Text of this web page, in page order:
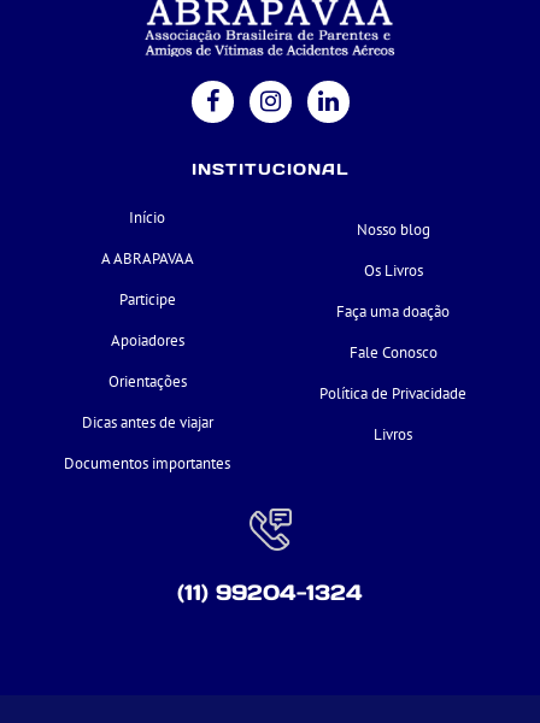
INSTITUCIONAL
Início
A ABRAPAVAA
Participe
Apoiadores
Orientações
Dicas antes de viajar
Documentos importantes
Nosso blog
Os Livros
Faça uma doação
Fale Conosco
Política de Privacidade
Livros
(11) 99204-1324